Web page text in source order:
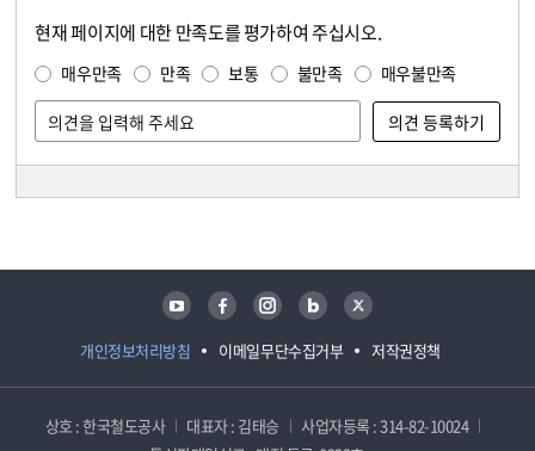
현재 페이지에 대한 만족도를 평가하여 주십시오.
매우만족 만족 보통 불만족 매우불만족
개인정보처리방침 이메일무단수집거부 저작권정책
유튜브 페이스북 인스타그램 블로그 트위터
상호 : 한국철도공사 대표자 : 김태승
사업자등록 : 314-82-10024